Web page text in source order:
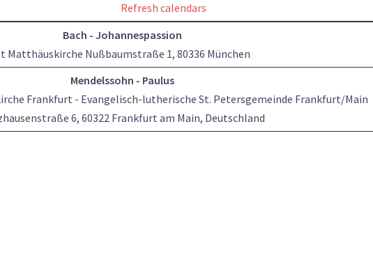
Refresh calendars
Bach - Johannespassion
Matthäuskirche Nußbaumstraße 1, 80336 München
Mendelssohn - Paulus
Frankfurt - Evangelisch-lutherische St. Petersgemeinde Frankfurt/Main
6, 60322 Frankfurt am Main, Deutschland